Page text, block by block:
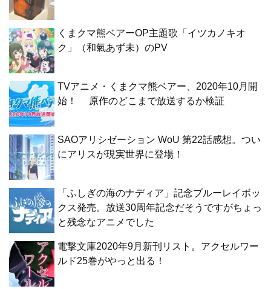
くまクマ熊ベアーOP主題歌「イツカノキオ
ク」（和氣あず未）のPV
TVアニメ・くまクマ熊ベアー、2020年10月開
始！ 原作のどこまで放送するか検証
SAOアリシゼーション WoU 第22話感想。つい
にアリスが現実世界に登場！
「ふしぎの海のナディア」記念ブルーレイボッ
クス発売。放送30周年記念だそうですがちょっ
と残念なアニメでした
電撃文庫2020年9月新刊リスト。アクセルワー
ルド25巻がやっと出る！